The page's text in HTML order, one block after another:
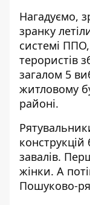
Нагадуємо,
зранку
системі ППО,
терористів
загалом 5
житловому
районі.
конструкцій
завалів.
жінки. А
Пошуково-